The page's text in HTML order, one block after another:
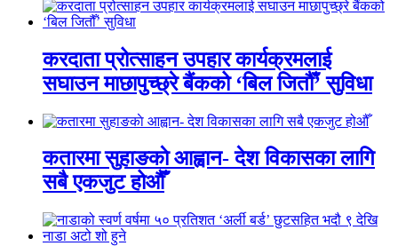
करदाता प्रोत्साहन उपहार कार्यक्रमलाई
सघाउन माछापुच्छ्रे बैंकको ‘बिल जितौँ’ सुविधा
कतारमा सुहाङकाे आह्वान- देश विकासका लागि
सबै एकजुट होऔँ